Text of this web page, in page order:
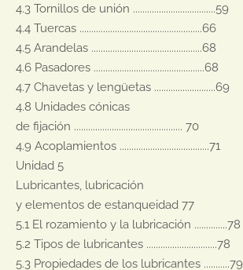
4.3 Tornillos de unión ...................................59
4.4 Tuercas ....................................................66
4.5 Arandelas ...............................................68
4.6 Pasadores ...............................................68
4.7 Chavetas y lengüetas ..........................69
4.8 Unidades cónicas
de fijación .............................................. 70
4.9 Acoplamientos ......................................71
Unidad 5
Lubricantes, lubricación
y elementos de estanqueidad 77
5.1 El rozamiento y la lubricación ..............78
5.2 Tipos de lubricantes ..............................78
5.3 Propiedades de los lubricantes ...........79